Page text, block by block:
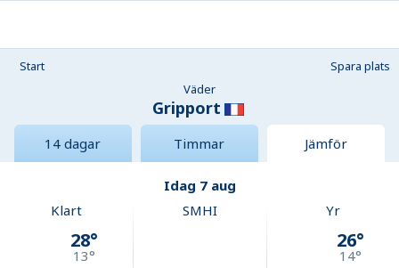
Start
Spara plats
Väder
Gripport
14 dagar Timmar Jämför
Idag 7 aug
Klart
28°
13°
SMHI Yr
26°
14°